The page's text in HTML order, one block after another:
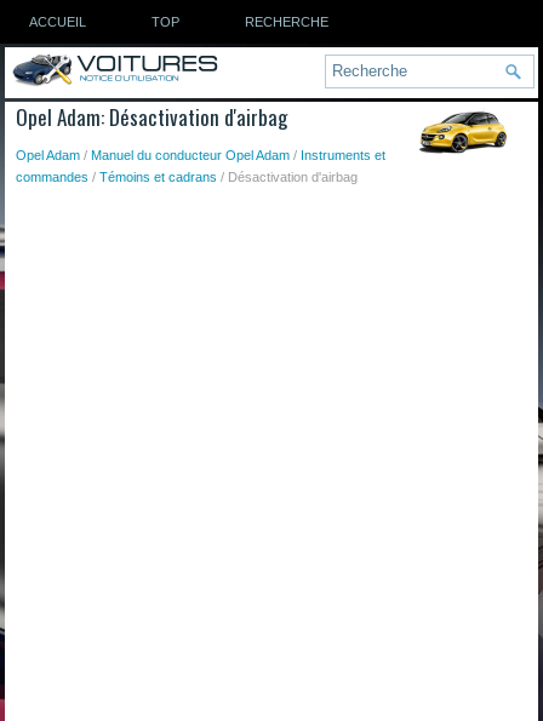
ACCUEIL TOP RECHERCHE
Opel Adam: Désactivation d'airbag
Opel Adam /Manuel du conducteur Opel Adam / Instruments et
commandes /Témoins et cadrans / Désactivation d'airbag